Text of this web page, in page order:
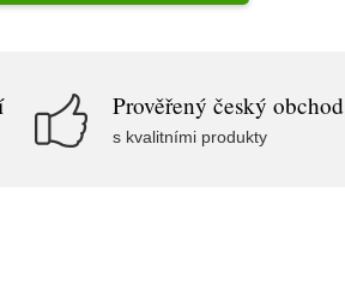
Prověřený český obchod
s kvalitními produkty